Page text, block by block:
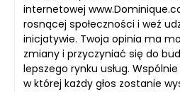
internetowej
rosnącej społeczności i weź
inicjatywie. Twoja opinia ma
zmiany i przyczyniać się do
lepszego rynku usług.
w której każdy głos zostanie